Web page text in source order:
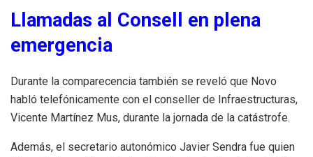
Llamadas al Consell en plena
emergencia
Durante la comparecencia también se reveló que Novo
habló telefónicamente con el conseller de Infraestructuras,
Vicente Martínez Mus, durante la jornada de la catástrofe.
Además, el secretario autonómico Javier Sendra fue quien